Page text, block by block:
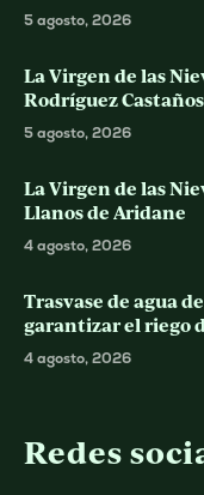
5 agosto, 2026
La Virgen de las
Rodríguez Castaños
5 agosto, 2026
La Virgen de las
Llanos de Aridane
4 agosto, 2026
Trasvase de agua
garantizar el riego
4 agosto, 2026
Redes